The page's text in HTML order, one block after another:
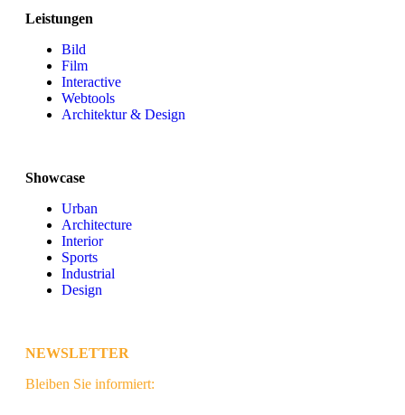
Leistungen
Bild
Film
Interactive
Webtools
Architektur & Design
Showcase
Urban
Architecture
Interior
Sports
Industrial
Design
NEWSLETTER
Bleiben Sie informiert: